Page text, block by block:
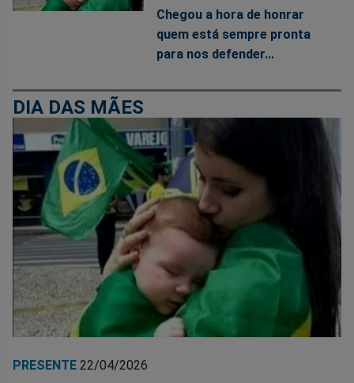
Chegou a hora de honrar
quem está sempre pronta
para nos defender...
DIA DAS MÃES
PRESENTE 22/04/2026